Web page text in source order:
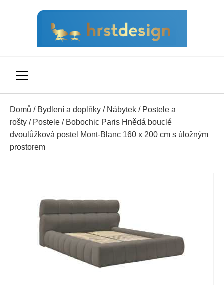
Domů / Bydlení a doplňky / Nábytek / Postele a
rošty / Postele / Bobochic Paris Hnědá bouclé
dvoulůžková postel Mont-Blanc 160 x 200 cm s úložným
prostorem